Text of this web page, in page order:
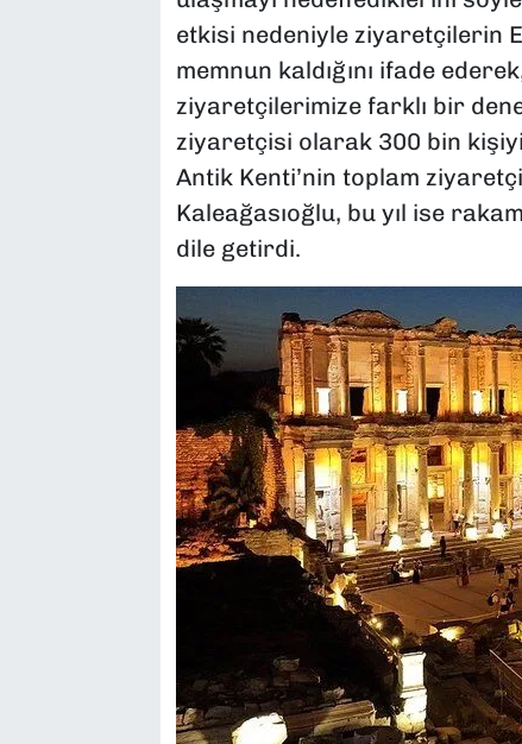
etkisi nedeniyle ziyaretçilerin
memnun kaldığını ifade
ziyaretçilerimize farklı bir
ziyaretçisi olarak 300 bin kişiyi
Antik Kenti’nin toplam ziyaretçi
Kaleağasıoğlu, bu yıl ise
dile getirdi.